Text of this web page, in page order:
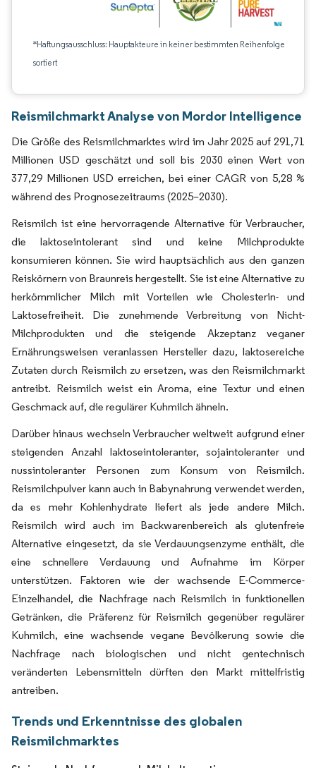
*Haftungsausschluss: Hauptakteure in keiner bestimmten Reihenfolge
sortiert
Reismilchmarkt Analyse von Mordor Intelligence
Die Größe des Reismilchmarktes wird im Jahr 2025 auf 291,71
Millionen USD geschätzt und soll bis 2030 einen Wert von
377,29 Millionen USD erreichen, bei einer CAGR von 5,28 %
während des Prognosezeitraums (2025–2030).
Reismilch ist eine hervorragende Alternative für Verbraucher,
die laktoseintolerant sind und keine Milchprodukte
konsumieren können. Sie wird hauptsächlich aus den ganzen
Reiskörnern von Braunreis hergestellt. Sie ist eine Alternative zu
herkömmlicher Milch mit Vorteilen wie Cholesterin- und
Laktosefreiheit. Die zunehmende Verbreitung von Nicht-
Milchprodukten und die steigende Akzeptanz veganer
Ernährungsweisen veranlassen Hersteller dazu, laktosereiche
Zutaten durch Reismilch zu ersetzen, was den Reismilchmarkt
antreibt. Reismilch weist ein Aroma, eine Textur und einen
Geschmack auf, die regulärer Kuhmilch ähneln.
Darüber hinaus wechseln Verbraucher weltweit aufgrund einer
steigenden Anzahl laktoseintoleranter, sojaintoleranter und
nussintoleranter Personen zum Konsum von Reismilch.
Reismilchpulver kann auch in Babynahrung verwendet werden,
da es mehr Kohlenhydrate liefert als jede andere Milch.
Reismilch wird auch im Backwarenbereich als glutenfreie
Alternative eingesetzt, da sie Verdauungsenzyme enthält, die
eine schnellere Verdauung und Aufnahme im Körper
unterstützen. Faktoren wie der wachsende E-Commerce-
Einzelhandel, die Nachfrage nach Reismilch in funktionellen
Getränken, die Präferenz für Reismilch gegenüber regulärer
Kuhmilch, eine wachsende vegane Bevölkerung sowie die
Nachfrage nach biologischen und nicht gentechnisch
veränderten Lebensmitteln dürften den Markt mittelfristig
antreiben.
Trends und Erkenntnisse des globalen
Reismilchmarktes